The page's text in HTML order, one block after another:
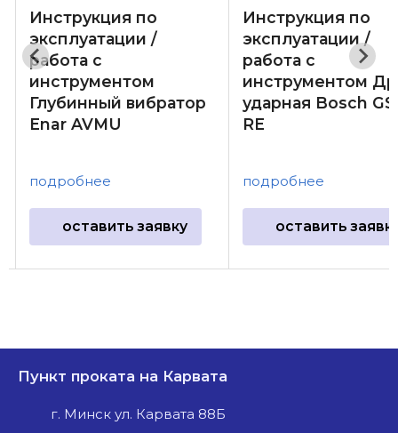
Инструкция по
эксплуатации /
работа с
инструментом
Глубинный вибратор
Enar AVMU
подробнее
оставить заявку
Инструкция по
эксплуатации /
работа с
инструментом
ударная Bosch
RE
подробнее
оставить
Пункт проката на Карвата
г. Минск ул. Карвата 88Б